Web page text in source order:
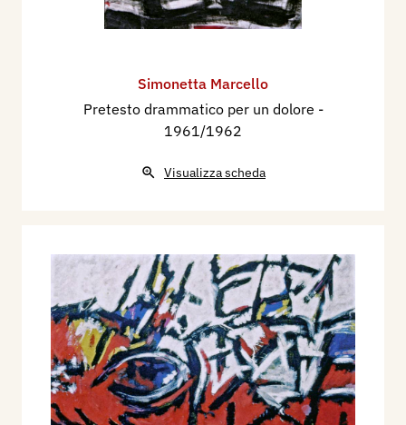
Simonetta Marcello
Pretesto drammatico per un dolore -
1961/1962
Visualizza scheda